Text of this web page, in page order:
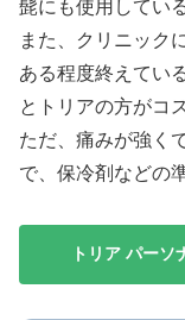
髭にも使用してい
また、クリニック
ある程度終えてい
とトリアの方がコ
ただ、痛みが強く
で、保冷剤などの
トリア パーソ